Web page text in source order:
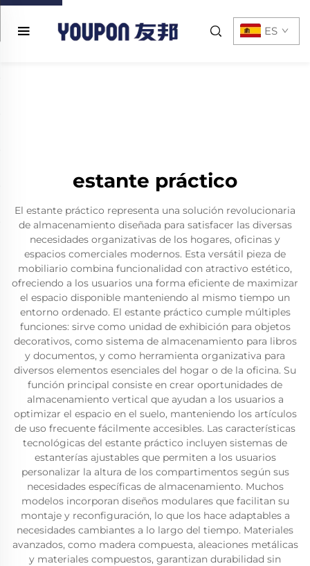
ES
estante práctico
El estante práctico representa una solución revolucionaria
de almacenamiento diseñada para satisfacer las diversas
necesidades organizativas de los hogares, oficinas y
espacios comerciales modernos. Esta versátil pieza de
mobiliario combina funcionalidad con atractivo estético,
ofreciendo a los usuarios una forma eficiente de maximizar
el espacio disponible manteniendo al mismo tiempo un
entorno ordenado. El estante práctico cumple múltiples
funciones: sirve como unidad de exhibición para objetos
decorativos, como sistema de almacenamiento para libros
y documentos, y como herramienta organizativa para
diversos elementos esenciales del hogar o de la oficina. Su
función principal consiste en crear oportunidades de
almacenamiento vertical que ayudan a los usuarios a
optimizar el espacio en el suelo, manteniendo los artículos
de uso frecuente fácilmente accesibles. Las características
tecnológicas del estante práctico incluyen sistemas de
estanterías ajustables que permiten a los usuarios
personalizar la altura de los compartimentos según sus
necesidades específicas de almacenamiento. Muchos
modelos incorporan diseños modulares que facilitan su
montaje y reconfiguración, lo que los hace adaptables a
necesidades cambiantes a lo largo del tiempo. Materiales
avanzados, como madera compuesta, aleaciones metálicas
y materiales compuestos, garantizan durabilidad sin